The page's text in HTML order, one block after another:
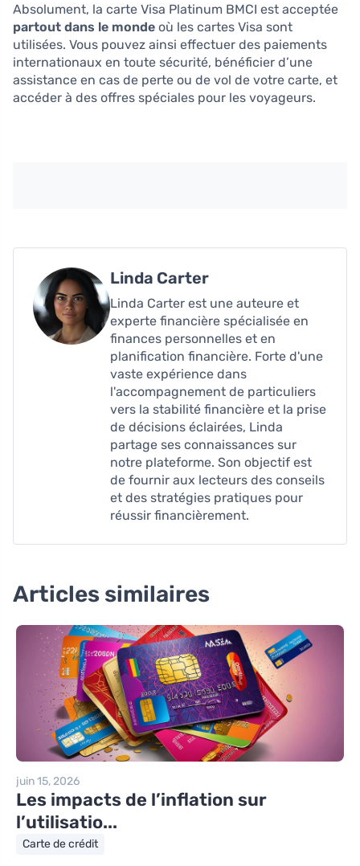
Absolument, la carte Visa Platinum BMCI est acceptée
partout dans le monde où les cartes Visa sont
utilisées. Vous pouvez ainsi effectuer des paiements
internationaux en toute sécurité, bénéficier d’une
assistance en cas de perte ou de vol de votre carte, et
accéder à des offres spéciales pour les voyageurs.
Linda Carter
Linda Carter est une auteure et
experte financière spécialisée en
finances personnelles et en
planification financière. Forte d'une
vaste expérience dans
l'accompagnement de particuliers
vers la stabilité financière et la prise
de décisions éclairées, Linda
partage ses connaissances sur
notre plateforme. Son objectif est
de fournir aux lecteurs des conseils
et des stratégies pratiques pour
réussir financièrement.
Articles similaires
juin 15, 2026
Les impacts de l’inflation sur
l’utilisatio...
Carte de crédit